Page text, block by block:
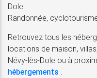
Dole
Randonnée,
Retrouvez tous les
locations de maison,
Névy-lès-Dole ou à
hébergements